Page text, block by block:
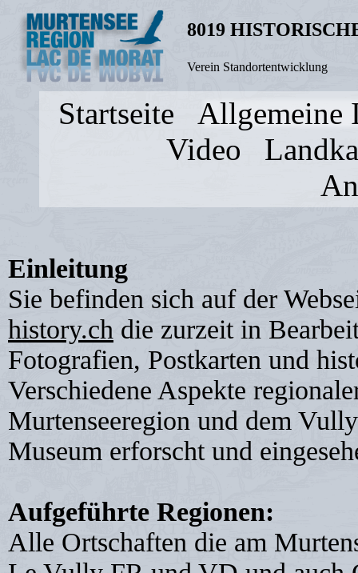
8019
Verein Standortentwicklung
Startseite
Allgemeine
Video
Einleitung
Sie befinden sich auf der
history.ch die zurzeit in
Fotografien, Postkarten und
Verschiedene Aspekte
Murtenseeregion und dem
Museum erforscht und
Aufgeführte Regionen:
Alle Ortschaften die am